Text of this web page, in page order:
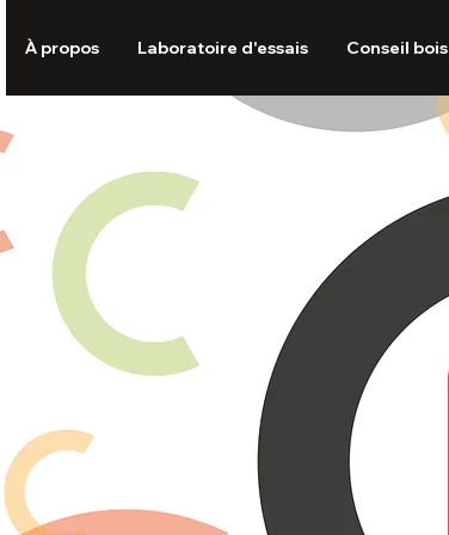
À propos Laboratoire d'essais Conseil bois